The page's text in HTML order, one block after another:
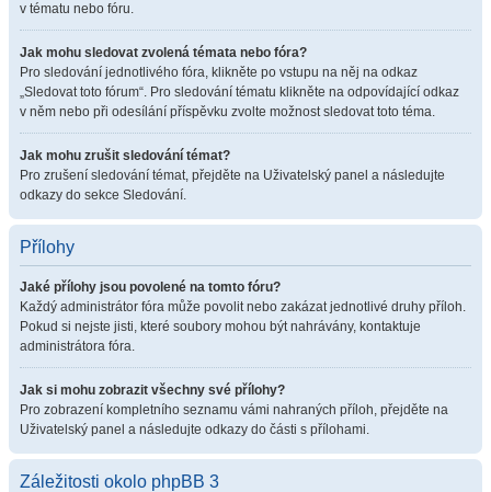
v tématu nebo fóru.
Jak mohu sledovat zvolená témata nebo fóra?
Pro sledování jednotlivého fóra, klikněte po vstupu na něj na odkaz
„Sledovat toto fórum“. Pro sledování tématu klikněte na odpovídající odkaz
v něm nebo při odesílání příspěvku zvolte možnost sledovat toto téma.
Jak mohu zrušit sledování témat?
Pro zrušení sledování témat, přejděte na Uživatelský panel a následujte
odkazy do sekce Sledování.
Přílohy
Jaké přílohy jsou povolené na tomto fóru?
Každý administrátor fóra může povolit nebo zakázat jednotlivé druhy příloh.
Pokud si nejste jisti, které soubory mohou být nahrávány, kontaktuje
administrátora fóra.
Jak si mohu zobrazit všechny své přílohy?
Pro zobrazení kompletního seznamu vámi nahraných příloh, přejděte na
Uživatelský panel a následujte odkazy do části s přílohami.
Záležitosti okolo phpBB 3